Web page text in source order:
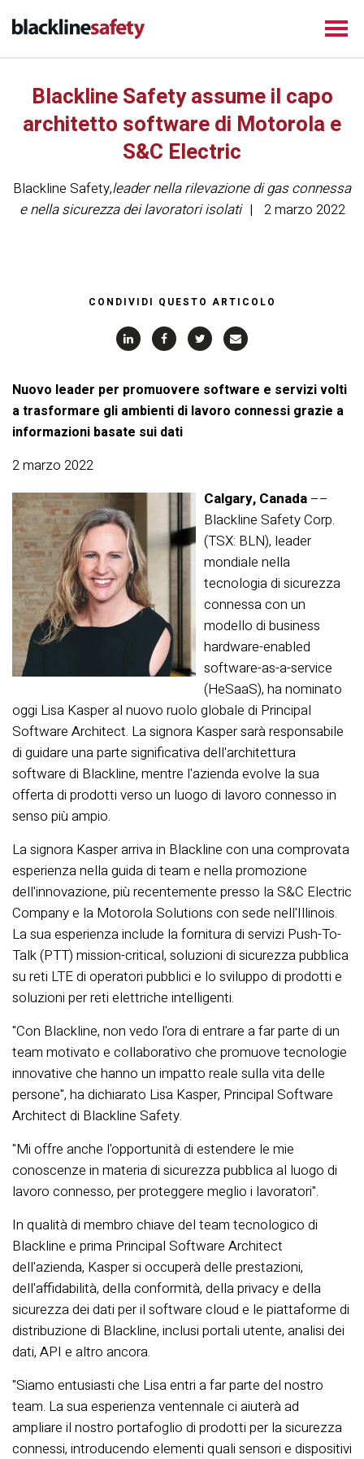
Blackline Safety assume il capo
architetto software di Motorola e
S&C Electric
Blackline Safety,leader nella rilevazione di gas connessa
e nella sicurezza dei lavoratori isolati
2 marzo 2022
CONDIVIDI QUESTO ARTICOLO
Nuovo leader per promuovere software e servizi volti
a trasformare gli ambienti di lavoro connessi grazie a
informazioni basate sui dati
2 marzo 2022
Calgary, Canada––
Blackline Safety Corp.
(TSX: BLN), leader
mondiale nella
tecnologia di sicurezza
connessa con un
modello di business
hardware-enabled
software-as-a-service
(HeSaaS), ha nominato
oggi Lisa Kasper al nuovo ruolo globale di Principal
Software Architect. La signora Kasper sarà responsabile
di guidare una parte significativa dell'architettura
software di Blackline, mentre l'azienda evolve la sua
offerta di prodotti verso un luogo di lavoro connesso in
senso più ampio.
La signora Kasper arriva in Blackline con una comprovata
esperienza nella guida di team e nella promozione
dell'innovazione, più recentemente presso la S&C Electric
Company e la Motorola Solutions con sede nell'Illinois.
La sua esperienza include la fornitura di servizi Push-To-
Talk (PTT) mission-critical, soluzioni di sicurezza pubblica
su reti LTE di operatori pubblici e lo sviluppo di prodotti e
soluzioni per reti elettriche intelligenti.
"Con Blackline, non vedo l'ora di entrare a far parte di un
team motivato e collaborativo che promuove tecnologie
innovative che hanno un impatto reale sulla vita delle
persone", ha dichiarato Lisa Kasper, Principal Software
Architect di Blackline Safety.
"Mi offre anche l'opportunità di estendere le mie
conoscenze in materia di sicurezza pubblica al luogo di
lavoro connesso, per proteggere meglio i lavoratori".
In qualità di membro chiave del team tecnologico di
Blackline e prima Principal Software Architect
dell'azienda, Kasper si occuperà delle prestazioni,
dell'affidabilità, della conformità, della privacy e della
sicurezza dei dati per il software cloud e le piattaforme di
distribuzione di Blackline, inclusi portali utente, analisi dei
dati, API e altro ancora.
"Siamo entusiasti che Lisa entri a far parte del nostro
team. La sua esperienza ventennale ci aiuterà ad
ampliare il nostro portafoglio di prodotti per la sicurezza
connessi, introducendo elementi quali sensori e dispositivi